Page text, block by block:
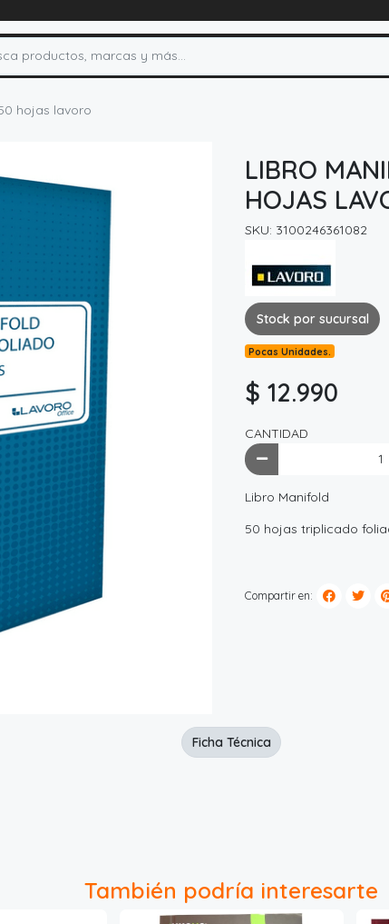
hojas lavoro
LIBRO
HOJAS
SKU: 3100246361082
Stock por sucursal
Pocas Unidades.
$ 12.990
CANTIDAD
Libro Manifold
50 hojas triplicado
Compartir en:
Ficha Técnica
También podría interesarte